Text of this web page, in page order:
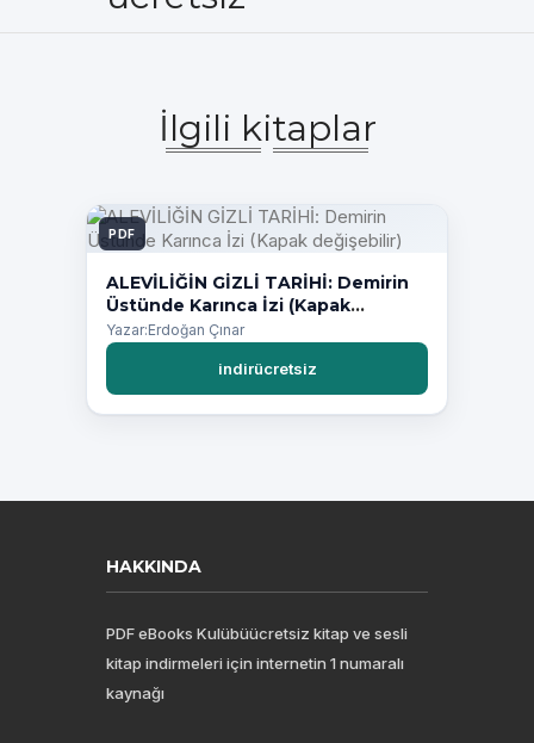
İlgili kitaplar
PDF
ALEVİLİĞİN GİZLİ TARİHİ: Demirin
Üstünde Karınca İzi (Kapak
değişebilir)
Yazar:Erdoğan Çınar
indirücretsiz
HAKKINDA
PDF eBooks Kulübüücretsiz kitap ve sesli
kitap indirmeleri için internetin 1 numaralı
kaynağı